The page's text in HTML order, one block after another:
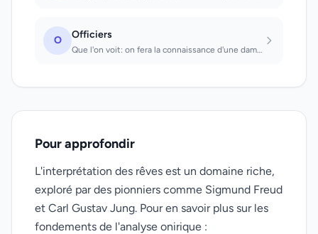
O Officiers
Que l'on voit: on fera la connaissance d'une dame.
Pour approfondir
L'interprétation des rêves est un domaine riche,
exploré par des pionniers comme Sigmund Freud
et Carl Gustav Jung. Pour en savoir plus sur les
fondements de l'analyse onirique :